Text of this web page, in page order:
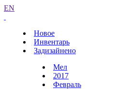
EN
Новое
Инвентарь
Задизайнено
Мел
2017
Февраль